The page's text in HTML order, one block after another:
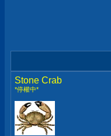
Stone Crab
*停權中*